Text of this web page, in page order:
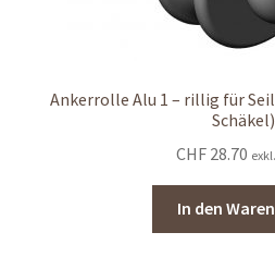
Ankerrolle Alu 1 – rillig für
Schäkel)
CHF28.70
In den